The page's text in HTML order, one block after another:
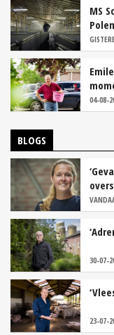
MS
Polen
04-08-
BLOGS
30-07-
23-07-